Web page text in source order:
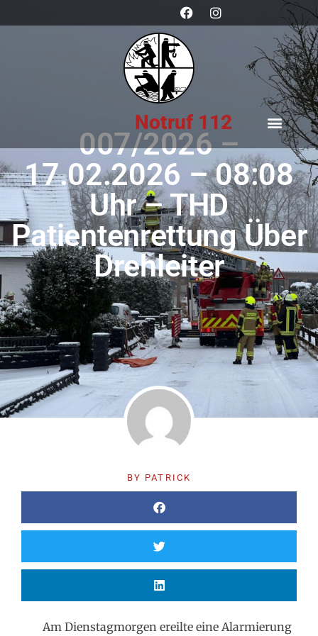
Notruf 112
007/2026 –
17.02.2026 – 08:08
Uhr – THD
Patientenrettung Über
Drehleiter
BY PATRICK
Am Dienstagmorgen ereilte eine Alarmierung